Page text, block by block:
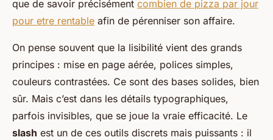
que de savoir précisément combien de pizza par jour
pour etre rentable afin de pérenniser son affaire.
On pense souvent que la lisibilité vient des grands
principes : mise en page aérée, polices simples,
couleurs contrastées. Ce sont des bases solides, bien
sûr. Mais c’est dans les détails typographiques,
parfois invisibles, que se joue la vraie efficacité. Le
slash est un de ces outils discrets mais puissants : il